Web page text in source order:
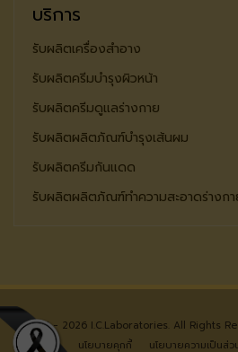
บริการ
รับผลิตเครื่องสำอาง
รับผลิตครีมบำรุงผิวหน้า
รับผลิตครีมดูแลร่างกาย
รับผลิตผลิตภัณฑ์บำรุงเส้นผม
รับผลิตครีมกันแดด
รับผลิตผลิตภัณฑ์ทำความสะอาดร่างก
© 2024 - 2026 I.C.Laboratories. All Rights
หน้าแรก
นโยบายคุกกี้ นโยบายความเป็นส่